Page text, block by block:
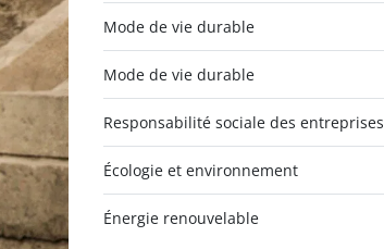
Mode de vie durable
Mode de vie durable
Responsabilité sociale des entreprises
Écologie et environnement
Énergie renouvelable